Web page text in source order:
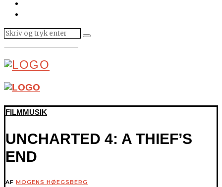
FILMMUSIK
UNCHARTED 4: A THIEF’S
END
AF MOGENS HØEGSBERG